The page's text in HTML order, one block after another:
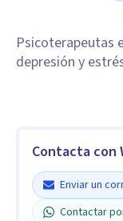
Psicoterapeutas
depresión y
Contacta con
Enviar un
Contactar